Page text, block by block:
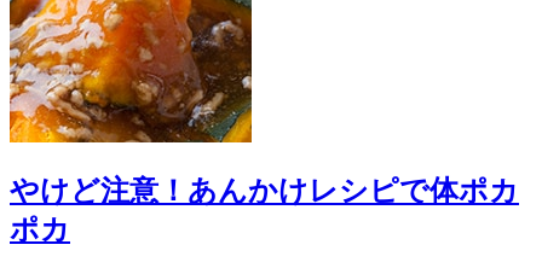
やけど注意！あんかけレシピで体ポカ
ポカ